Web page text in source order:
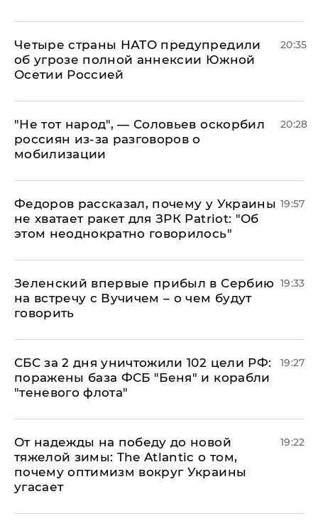
Четыре страны НАТО предупредили
об угрозе полной аннексии Южной
Осетии Россией
20:35
​"Не тот народ", — Соловьев оскорбил
россиян из-за разговоров о
мобилизации
20:28
Федоров рассказал, почему у Украины
не хватает ракет для ЗРК Patriot: "Об
этом неоднократно говорилось"
19:57
Зеленский впервые прибыл в Сербию
на встречу с Вучичем – о чем будут
говорить
19:33
СБС за 2 дня уничтожили 102 цели РФ:
поражены база ФСБ "Беня" и корабли
"теневого флота"
19:27
От надежды на победу до новой
тяжелой зимы: The Atlantic о том,
почему оптимизм вокруг Украины
угасает
19:22